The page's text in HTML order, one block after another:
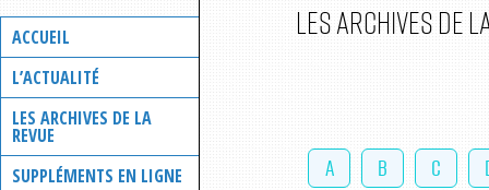
ACCUEIL
L’ACTUALITÉ
LES ARCHIVES DE LA
REVUE
SUPPLÉMENTS EN LIGNE
Les archives de
A B C